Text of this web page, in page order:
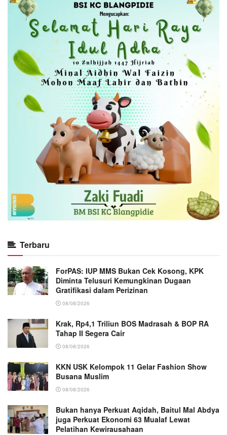
Terbaru
ForPAS: IUP MMS Bukan Cek Kosong, KPK
Diminta Telusuri Kemungkinan Dugaan
Gratifikasi dalam Perizinan
08/08/2026
Krak, Rp4,1 Triliun BOS Madrasah & BOP RA
Tahap II Segera Cair
08/08/2026
KKN USK Kelompok 11 Gelar Fashion Show
Busana Muslim
08/08/2026
Bukan hanya Perkuat Aqidah, Baitul Mal Abdya
juga Perkuat Ekonomi 63 Mualaf Lewat
Pelatihan Kewirausahaan